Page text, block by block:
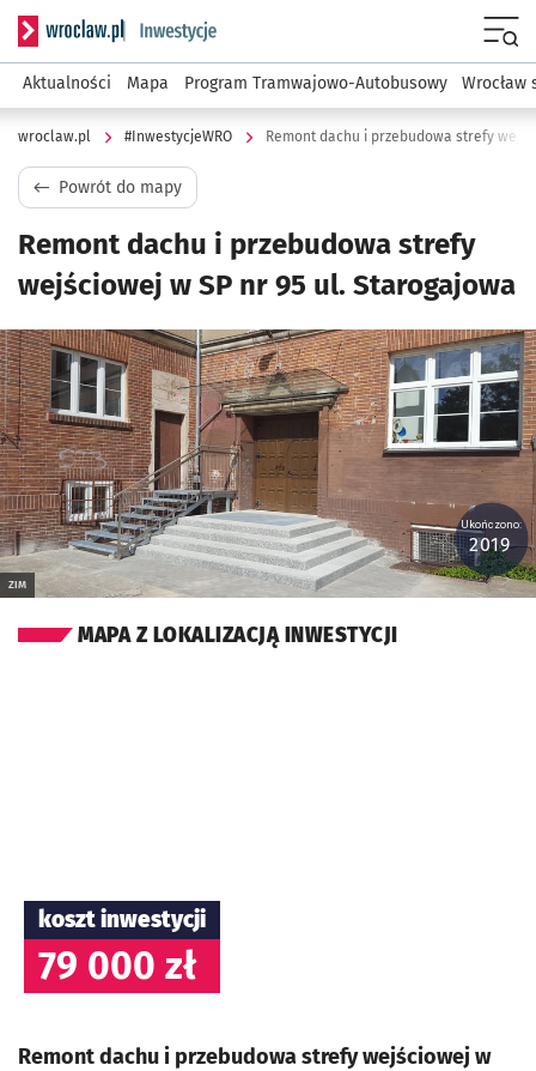
Serwis informacyjny wroclaw.pl podserwis:
Aktualności Mapa Program Tramwajowo-Autobusowy Wrocław
wroclaw.pl #InwestycjeWRO Remont dachu i przebudowa strefy
Powrót do mapy
Remont dachu i przebudowa strefy
wejściowej w SP nr 95 ul. Starogajowa
Kliknij, aby powiększyć
ZIM
Ukończono:
2019
MAPA Z LOKALIZACJĄ INWESTYCJI
koszt inwestycji
79 000 zł
Remont dachu i przebudowa strefy wejściowej w